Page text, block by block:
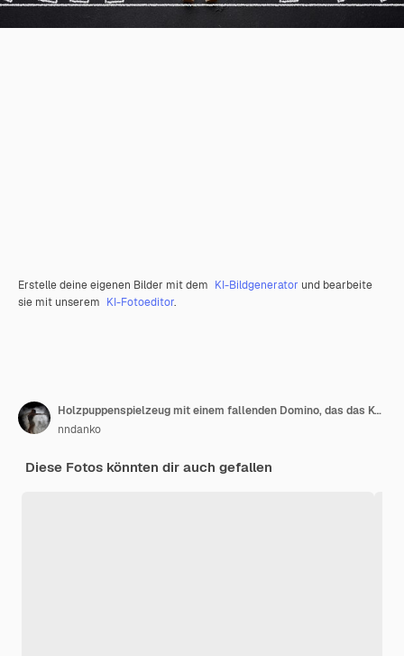
Erstelle deine eigenen Bilder mit dem KI-Bildgenerator und bearbeite
sie mit unserem KI-Fotoeditor.
Holzpuppenspielzeug mit einem fallenden Domino, das das Konzept einer starken Persönlichkeit darstellt
nndanko
Diese Fotos könnten dir auch gefallen